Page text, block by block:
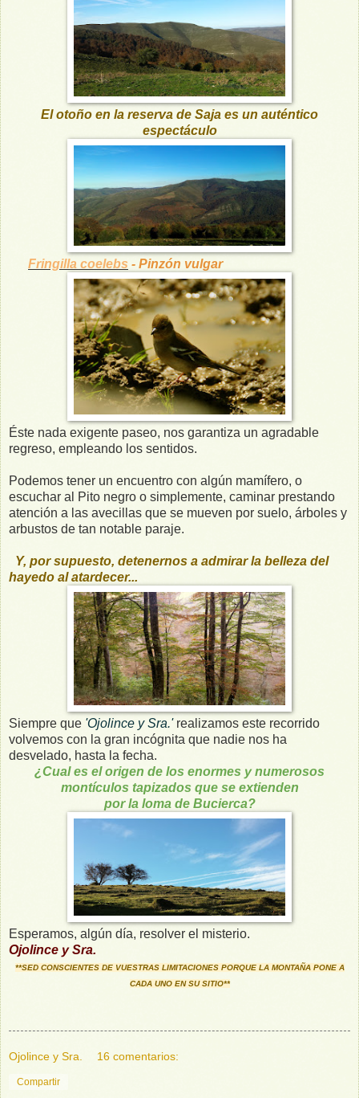
El otoño en la reserva de Saja es un auténtico
espectáculo
Fringilla coelebs - Pinzón vulgar
Éste nada exigente paseo, nos garantiza un agradable
regreso, empleando los sentidos.
Podemos tener un encuentro con algún mamífero, o
escuchar al Pito negro o simplemente, caminar prestando
atención a las avecillas que se mueven por suelo, árboles y
arbustos de tan notable paraje.
Y, por supuesto, detenernos a admirar la belleza del
hayedo al atardecer...
Siempre que 'Ojolince y Sra.' realizamos este recorrido
volvemos con la gran incógnita que nadie nos ha
desvelado, hasta la fecha.
¿Cual es el origen de los enormes y numerosos
montículos tapizados que se extienden
por la loma de Bucierca?
Esperamos, algún día, resolver el misterio.
Ojolince y Sra.
**SED CONSCIENTES DE VUESTRAS LIMITACIONES PORQUE LA MONTAÑA PONE A
CADA UNO EN SU SITIO**
Ojolince y Sra. 16 comentarios:
Compartir